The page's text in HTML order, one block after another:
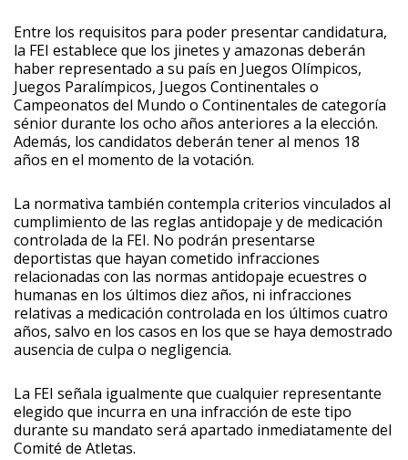
Entre los requisitos para poder presentar candidatura,
la FEI establece que los jinetes y amazonas deberán
haber representado a su país en Juegos Olímpicos,
Juegos Paralímpicos, Juegos Continentales o
Campeonatos del Mundo o Continentales de categoría
sénior durante los ocho años anteriores a la elección.
Además, los candidatos deberán tener al menos 18
años en el momento de la votación.
La normativa también contempla criterios vinculados al
cumplimiento de las reglas antidopaje y de medicación
controlada de la FEI. No podrán presentarse
deportistas que hayan cometido infracciones
relacionadas con las normas antidopaje ecuestres o
humanas en los últimos diez años, ni infracciones
relativas a medicación controlada en los últimos cuatro
años, salvo en los casos en los que se haya demostrado
ausencia de culpa o negligencia.
La FEI señala igualmente que cualquier representante
elegido que incurra en una infracción de este tipo
durante su mandato será apartado inmediatamente del
Comité de Atletas.